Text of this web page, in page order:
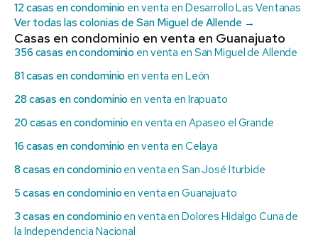
12 casas en condominio en venta en Desarrollo Las Ventanas
Ver todas las colonias de San Miguel de Allende →
Casas en condominio en venta en Guanajuato
356 casas en condominio en venta en San Miguel de Allende
81 casas en condominio en venta en León
28 casas en condominio en venta en Irapuato
20 casas en condominio en venta en Apaseo el Grande
16 casas en condominio en venta en Celaya
8 casas en condominio en venta en San José Iturbide
5 casas en condominio en venta en Guanajuato
3 casas en condominio en venta en Dolores Hidalgo Cuna de
la Independencia Nacional